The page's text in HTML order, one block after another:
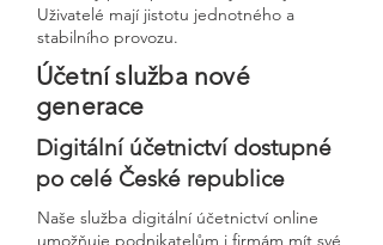
Uživatelé mají jistotu jednotného a
stabilního provozu.
Účetní služba nové
generace
Digitální účetnictví dostupné
po celé České republice
Naše služba digitální účetnictví online
umožňuje podnikatelům i firmám mít své